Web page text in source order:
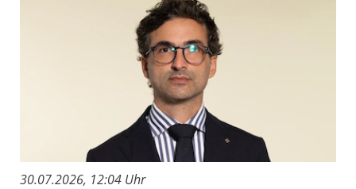
30.07.2026, 12:04 Uhr